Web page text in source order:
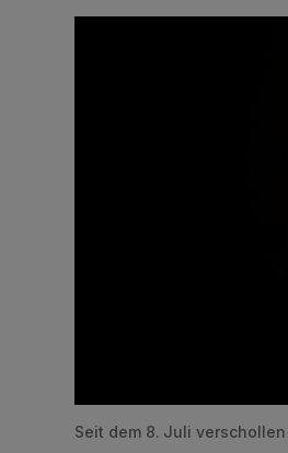
Seit dem 8. Juli verschollen